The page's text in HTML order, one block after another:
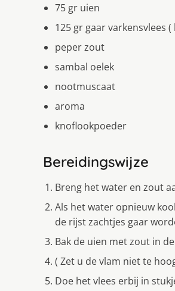
75 gr uien
125 gr gaar varkensvlees
peper zout
sambal oelek
nootmuscaat
aroma
knoflookpoeder
Bereidingswijze
Breng het water en zout
Als het water opnieuw
de rijst zachtjes gaar
Bak de uien met zout in
( Zet u de vlam niet te
Doe het vlees erbij in